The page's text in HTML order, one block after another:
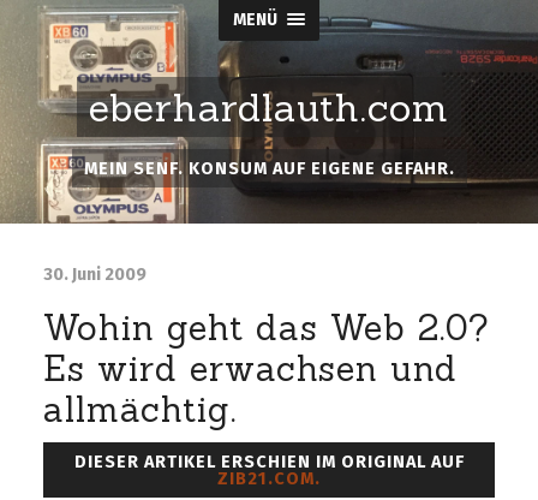
MENÜ
eberhardlauth.com
MEIN SENF. KONSUM AUF EIGENE GEFAHR.
30. Juni 2009
Wohin geht das Web 2.0?
Es wird erwachsen und
allmächtig.
DIESER ARTIKEL ERSCHIEN IM ORIGINAL AUF
ZIB21.COM.